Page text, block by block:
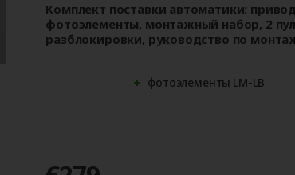
Комплект поставки автоматики:
фотоэлементы, монтажный набор, 2
разблокировки, руководство по
фотоэлементы LM-LB